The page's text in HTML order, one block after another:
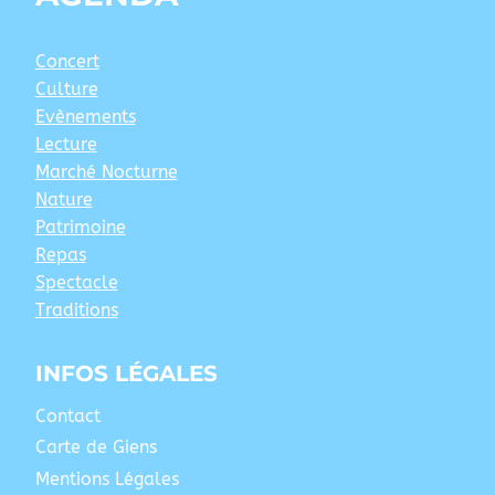
Concert
Culture
Evènements
Lecture
Marché Nocturne
Nature
Patrimoine
Repas
Spectacle
Traditions
INFOS LÉGALES
Contact
Carte de Giens
Mentions Légales